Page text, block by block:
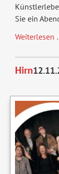
Sie ein
Weiterlesen
Hirn